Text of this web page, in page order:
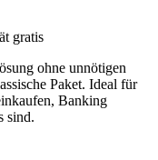
gratis
ohne unnötigen
Paket. Ideal für
Banking
sind.